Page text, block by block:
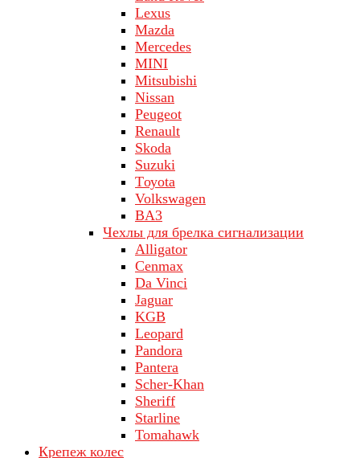
Lехus
Mazda
Merсеdеs
MINI
Mitsubishi
Nissan
Peugeot
Renault
Skoda
Suzuki
Tоуоta
Volkswagen
ВA3
Чехлы для брелка сигнализации
Alligator
Cenmax
Da Vinci
Jaguar
KGB
Leopard
Pandora
Pantera
Scher-Khan
Sheriff
Starline
Tomahawk
Крепеж колес